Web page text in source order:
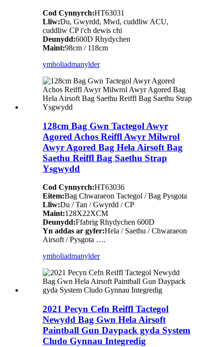
Cod Cynnyrch:HT63031
Lliw:Du, Gwyrdd, Mwd, cuddliw ACU,
cuddliw CP i'ch dewis chi
Deunydd:600D Rhydychen
Maint:98cm / 118cm
ymholiadmanylder
128cm Bag Gwn Tactegol Awyr
Agored Achos Reiffl Awyr Milwrol
Awyr Agored Bag Hela Airsoft Bag
Saethu Reiffl Bag Saethu Strap
Ysgwydd
Cod Cynnyrch:HT63036
Eitem:Bag Chwaraeon Tactegol / Bag Pysgota
Lliw:Du / Tan / Gwyrdd / CP
Maint:128X22XCM
Deunydd:Ffabrig Rhydychen 600D
Yn addas ar gyfer:Hela / Saethu / Chwaraeon
Airsoft / Pysgota ….
ymholiadmanylder
2021 Pecyn Cefn Reiffl Tactegol
Newydd Bag Gwn Hela Airsoft
Paintball Gun Daypack gyda System
Cludo Gynnau Integredig